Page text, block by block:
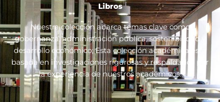
Libros
Nuestra colección abarca temas clave como
gobernanza, administración pública, sostenibilidad y
desarrollo económico; Esta colección académica está
basada en investigaciones rigurosas y respaldados por
la experiencia de nuestros académicos.